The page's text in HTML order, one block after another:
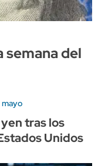
semana del
mayo
tras los
Unidos